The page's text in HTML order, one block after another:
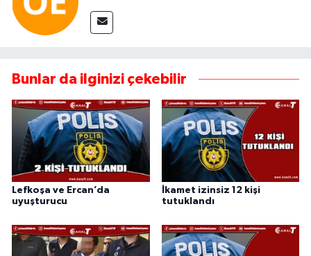
Bunlar da ilginizi çekebilir
Lefkoşa ve Ercan’da
uyuşturucu
İkamet izinsiz 12 kişi
tutuklandı